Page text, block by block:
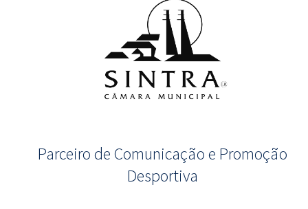
Parceiro de Comunicação e Promoção
Desportiva